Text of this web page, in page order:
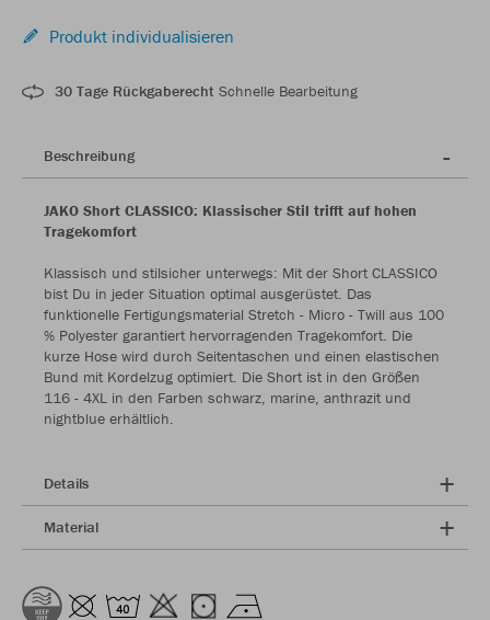
Produkt individualisieren
30 Tage Rückgaberecht Schnelle Bearbeitung
Beschreibung
JAKO Short CLASSICO: Klassischer Stil trifft auf hohen
Tragekomfort
Klassisch und stilsicher unterwegs: Mit der Short CLASSICO
bist Du in jeder Situation optimal ausgerüstet. Das
funktionelle Fertigungsmaterial Stretch - Micro - Twill aus 100
% Polyester garantiert hervorragenden Tragekomfort. Die
kurze Hose wird durch Seitentaschen und einen elastischen
Bund mit Kordelzug optimiert. Die Short ist in den Größen
116 - 4XL in den Farben schwarz, marine, anthrazit und
nightblue erhältlich.
Details
Material